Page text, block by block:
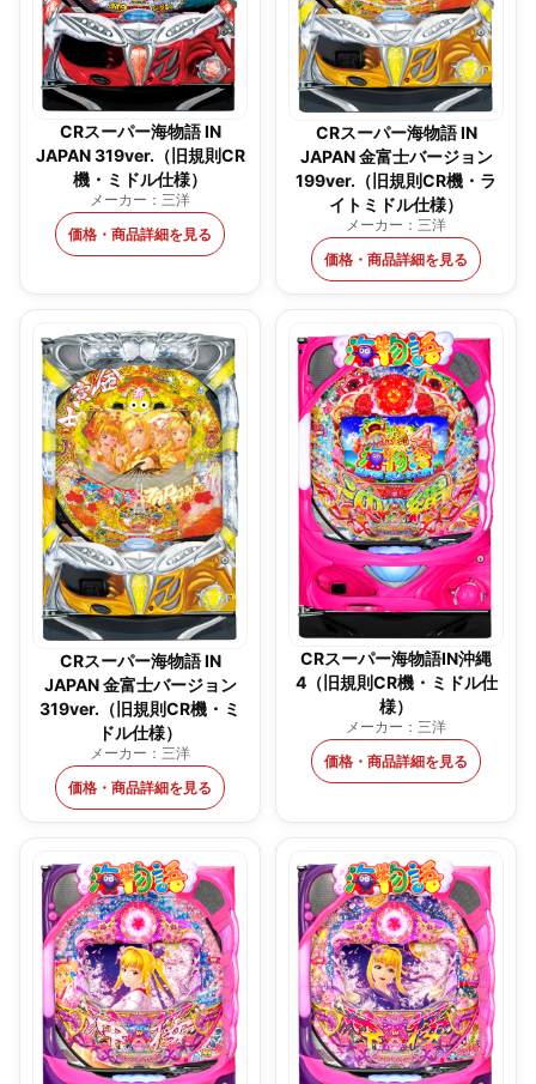
CRスーパー海物語 IN
JAPAN 319ver.（旧規則CR
機・ミドル仕様）
メーカー：三洋
価格・商品詳細を見る
CRスーパー海物語 IN
JAPAN 金富士バージョン
199ver.（旧規則CR機・ラ
イトミドル仕様）
メーカー：三洋
価格・商品詳細を見る
CRスーパー海物語 IN
JAPAN 金富士バージョン
319ver.（旧規則CR機・ミ
ドル仕様）
メーカー：三洋
価格・商品詳細を見る
CRスーパー海物語IN沖縄
4（旧規則CR機・ミドル仕
様）
メーカー：三洋
価格・商品詳細を見る